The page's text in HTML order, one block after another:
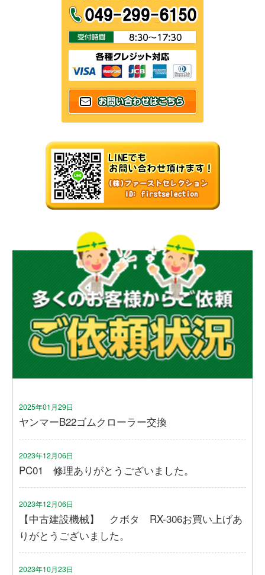
2025年01月29日
ヤンマーB22ゴムクローラー交換
2023年12月06日
PC01 修理ありがとうございました。
2023年12月06日
【中古建設機械】 クボタ RX-306お買い上げあ
りがとうございました。
2023年10月23日